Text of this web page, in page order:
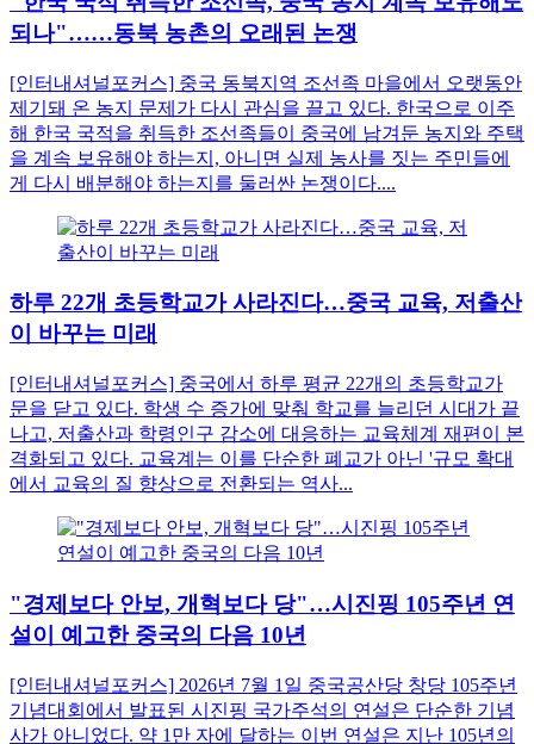
되나"……동북 농촌의 오래된 논쟁
[인터내셔널포커스] 중국 동북지역 조선족 마을에서 오랫동안
제기돼 온 농지 문제가 다시 관심을 끌고 있다. 한국으로 이주
해 한국 국적을 취득한 조선족들이 중국에 남겨둔 농지와 주택
을 계속 보유해야 하는지, 아니면 실제 농사를 짓는 주민들에
게 다시 배분해야 하는지를 둘러싼 논쟁이다....
하루 22개 초등학교가 사라진다…중국 교육, 저출산
이 바꾸는 미래
[인터내셔널포커스] 중국에서 하루 평균 22개의 초등학교가
문을 닫고 있다. 학생 수 증가에 맞춰 학교를 늘리던 시대가 끝
나고, 저출산과 학령인구 감소에 대응하는 교육체계 재편이 본
격화되고 있다. 교육계는 이를 단순한 폐교가 아닌 '규모 확대
에서 교육의 질 향상으로 전환되는 역사...
"경제보다 안보, 개혁보다 당"…시진핑 105주년 연
설이 예고한 중국의 다음 10년
[인터내셔널포커스] 2026년 7월 1일 중국공산당 창당 105주년
기념대회에서 발표된 시진핑 국가주석의 연설은 단순한 기념
사가 아니었다. 약 1만 자에 달하는 이번 연설은 지난 105년의